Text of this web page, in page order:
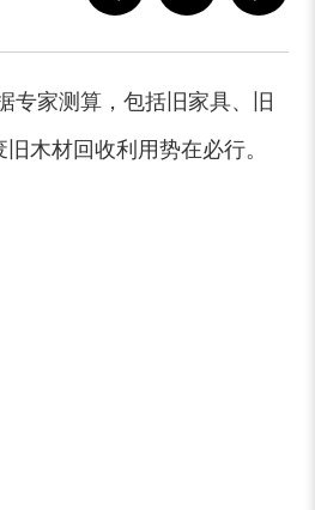
专家测算，包括旧家具、旧
木材回收利用势在必行。